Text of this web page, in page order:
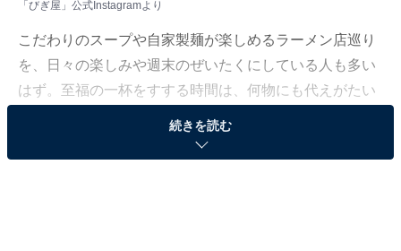
「びぎ屋」公式Instagramより
こだわりのスープや自家製麺が楽しめるラーメン店巡り
を、日々の楽しみや週末のぜいたくにしている人も多い
はず。至福の一杯をすする時間は、何物にも代えがたい
ですよね。しかし、激戦区では新店も多く、どこに行け
ばよいか迷ってしまう……そんな思いを抱えている人も
続きを読む